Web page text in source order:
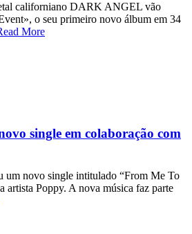
californiano DARK ANGEL vão
o seu primeiro novo álbum em 34
More
single em colaboração com
um novo single intitulado “From Me To
artista Poppy. A nova música faz parte